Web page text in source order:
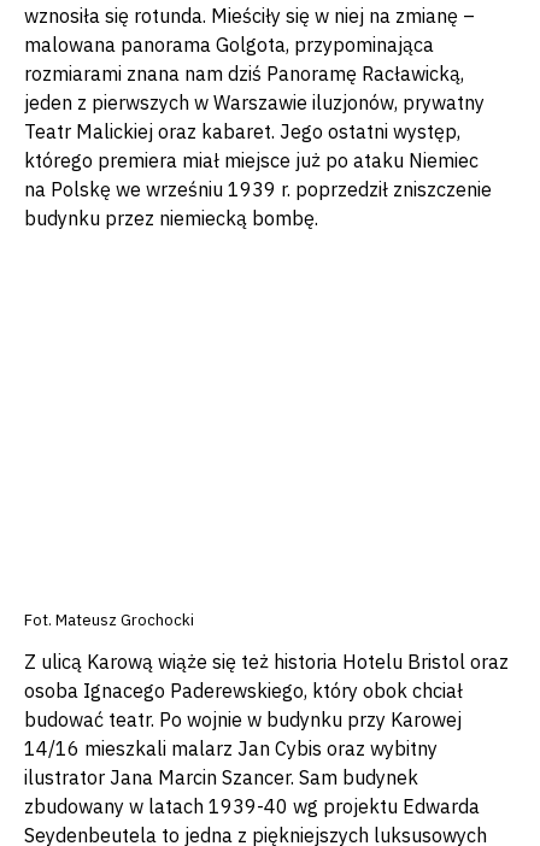
wznosiła się rotunda. Mieściły się w niej na zmianę –
malowana panorama Golgota, przypominająca
rozmiarami znana nam dziś Panoramę Racławicką,
jeden z pierwszych w Warszawie iluzjonów, prywatny
Teatr Malickiej oraz kabaret. Jego ostatni występ,
którego premiera miał miejsce już po ataku Niemiec
na Polskę we wrześniu 1939 r. poprzedził zniszczenie
budynku przez niemiecką bombę.
Fot. Mateusz Grochocki
Z ulicą Karową wiąże się też historia Hotelu Bristol oraz
osoba Ignacego Paderewskiego, który obok chciał
budować teatr. Po wojnie w budynku przy Karowej
14/16 mieszkali malarz Jan Cybis oraz wybitny
ilustrator Jana Marcin Szancer. Sam budynek
zbudowany w latach 1939-40 wg projektu Edwarda
Seydenbeutela to jedna z piękniejszych luksusowych